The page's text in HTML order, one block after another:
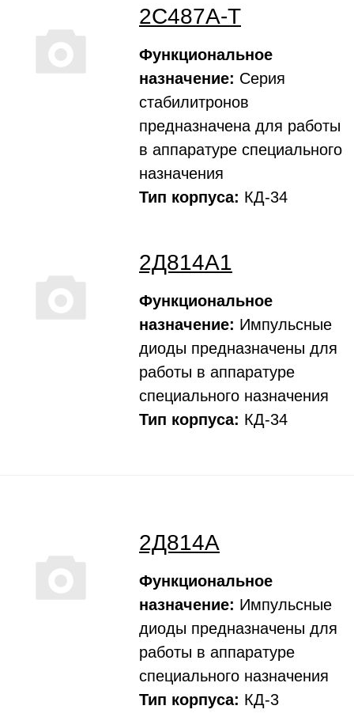
2С487А-Т
Функциональное
назначение: Серия
стабилитронов
предназначена для работы
в аппаратуре специального
назначения
Тип корпуса: КД-34
2Д814А1
Функциональное
назначение: Импульсные
диоды предназначены для
работы в аппаратуре
специального назначения
Тип корпуса: КД-34
2Д814А
Функциональное
назначение: Импульсные
диоды предназначены для
работы в аппаратуре
специального назначения
Тип корпуса: КД-3